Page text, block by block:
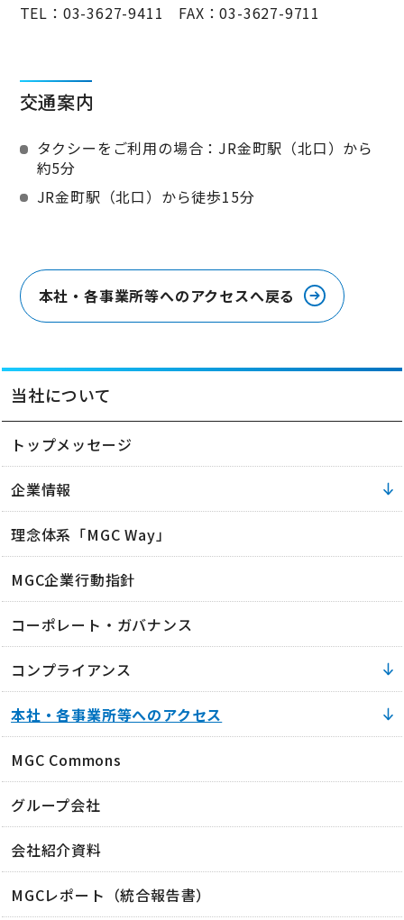
TEL： 03-3627-9411 FAX：03-3627-9711
交通案内
タクシーをご利用の場合：JR金町駅（北口）から
約5分
JR金町駅（北口）から徒歩15分
本社・各事業所等へのアクセスへ戻る
当社について
トップメッセージ
企業情報
理念体系「MGC Way」
MGC企業行動指針
コーポレート・ガバナンス
コンプライアンス
本社・各事業所等へのアクセス
MGC Commons
グループ会社
会社紹介資料
MGCレポート（統合報告書）